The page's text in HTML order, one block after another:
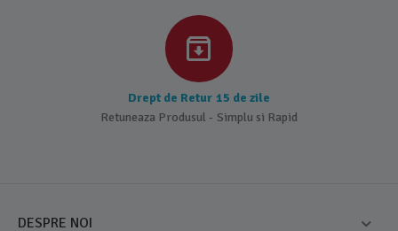
Drept de Retur 15 de zile
Retuneaza Produsul - Simplu si Rapid
DESPRE NOI